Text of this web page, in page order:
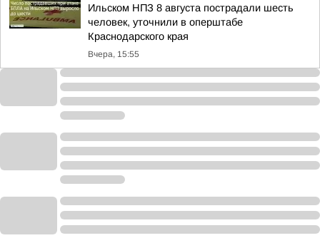
Ильском НПЗ 8 августа пострадали шесть
человек, уточнили в оперштабе
Краснодарского края
Вчера, 15:55